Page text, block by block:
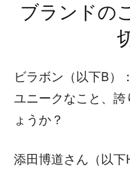
ブランドの
ビラボン（以下B）
ユニークなこと、誇
ょうか？
添田博道さん（以